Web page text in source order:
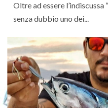
Oltre ad essere l’indiscussa
senza dubbio uno dei...